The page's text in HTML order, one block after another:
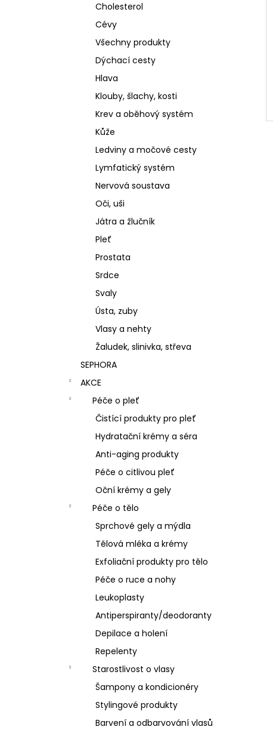
Cholesterol
Cévy
Všechny produkty
Dýchací cesty
Hlava
Klouby, šlachy, kosti
Krev a oběhový systém
Kůže
Ledviny a močové cesty
Lymfatický systém
Nervová soustava
Oči, uši
Játra a žlučník
Pleť
Prostata
Srdce
Svaly
Ústa, zuby
Vlasy a nehty
Žaludek, slinivka, střeva
SEPHORA
AKCE
Péče o pleť
Čistící produkty pro pleť
Hydratační krémy a séra
Anti-aging produkty
Péče o citlivou pleť
Oční krémy a gely
Péče o tělo
Sprchové gely a mýdla
Tělová mléka a krémy
Exfoliační produkty pro tělo
Péče o ruce a nohy
Leukoplasty
Antiperspiranty/deodoranty
Depilace a holení
Repelenty
Starostlivost o vlasy
Šampony a kondicionéry
Stylingové produkty
Barvení a odbarvování vlasů